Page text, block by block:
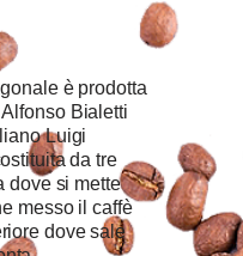
è prodotta
Bialetti
Luigi
da tre
dove si mette
messo il caffè
dove sale